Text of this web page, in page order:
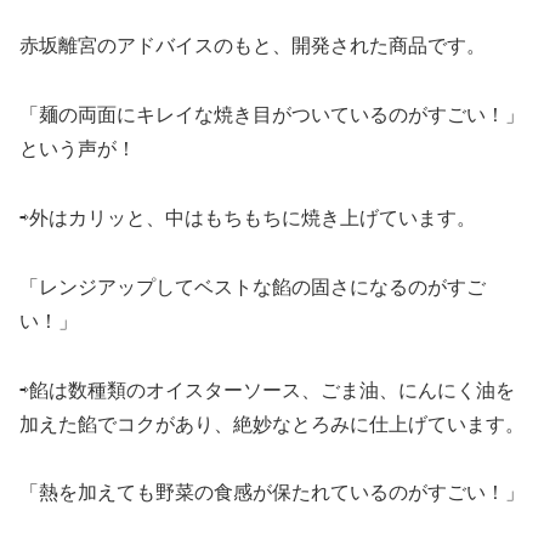
赤坂離宮のアドバイスのもと、開発された商品です。
「麺の両面にキレイな焼き目がついているのがすごい！」
という声が！
⇨外はカリッと、中はもちもちに焼き上げています。
「レンジアップしてベストな餡の固さになるのがすご
い！」
⇨餡は数種類のオイスターソース、ごま油、にんにく油を
加えた餡でコクがあり、絶妙なとろみに仕上げています。
「熱を加えても野菜の食感が保たれているのがすごい！」